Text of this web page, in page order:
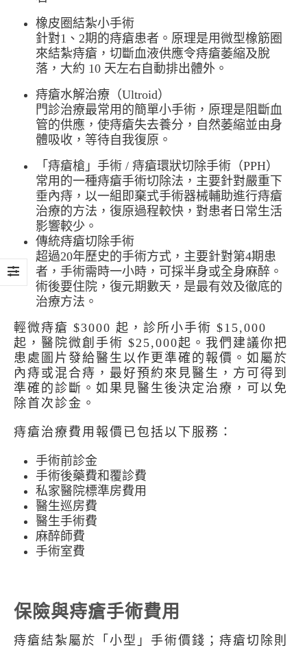
橡皮圈結紮小手術
針對1、2期的痔瘡患者。原理是用微型橡筋圈
來結紮痔瘡，切斷血液供應令痔瘡萎縮及脫
落，大約 10 天左右自動排出體外。
痔瘡水解治療（Ultroid）
門診治療最常用的簡單小手術，原理是阻斷血
管的供應，使痔瘡失去養分，自然萎縮並由身
體吸收，等待自我復原。
「痔瘡槍」手術 / 痔瘡環狀切除手術（PPH）
常用的一種痔瘡手術切除法，主要針對嚴重下
垂內痔，以一組即棄式手術器械輔助進行痔瘡
治療的方法，復原過程較快，對患者日常生活
影響較少。
傳統痔瘡切除手術
超過20年歷史的手術方式，主要針對第4期患
者，手術需時一小時，可採半身或全身麻醉。
術後要住院，復元期數天，是最有效及徹底的
治療方法。
輕微痔瘡 $3000 起，診所小手術 $15,000
起，醫院微創手術 $25,000起。我們建議你把
患處圖片發給醫生以作更準確的報價。如屬於
內痔或混合痔，最好預約來見醫生，方可得到
準確的診斷。如果見醫生後決定治療，可以免
除首次診金。
痔瘡治療費用報價已包括以下服務：
手術前診金
手術後藥費和覆診費
私家醫院標準房費用
醫生巡房費
醫生手術費
麻醉師費
手術室費
保險與痔瘡手術費用
痔瘡結紮屬於「小型」手術價錢；痔瘡切除則